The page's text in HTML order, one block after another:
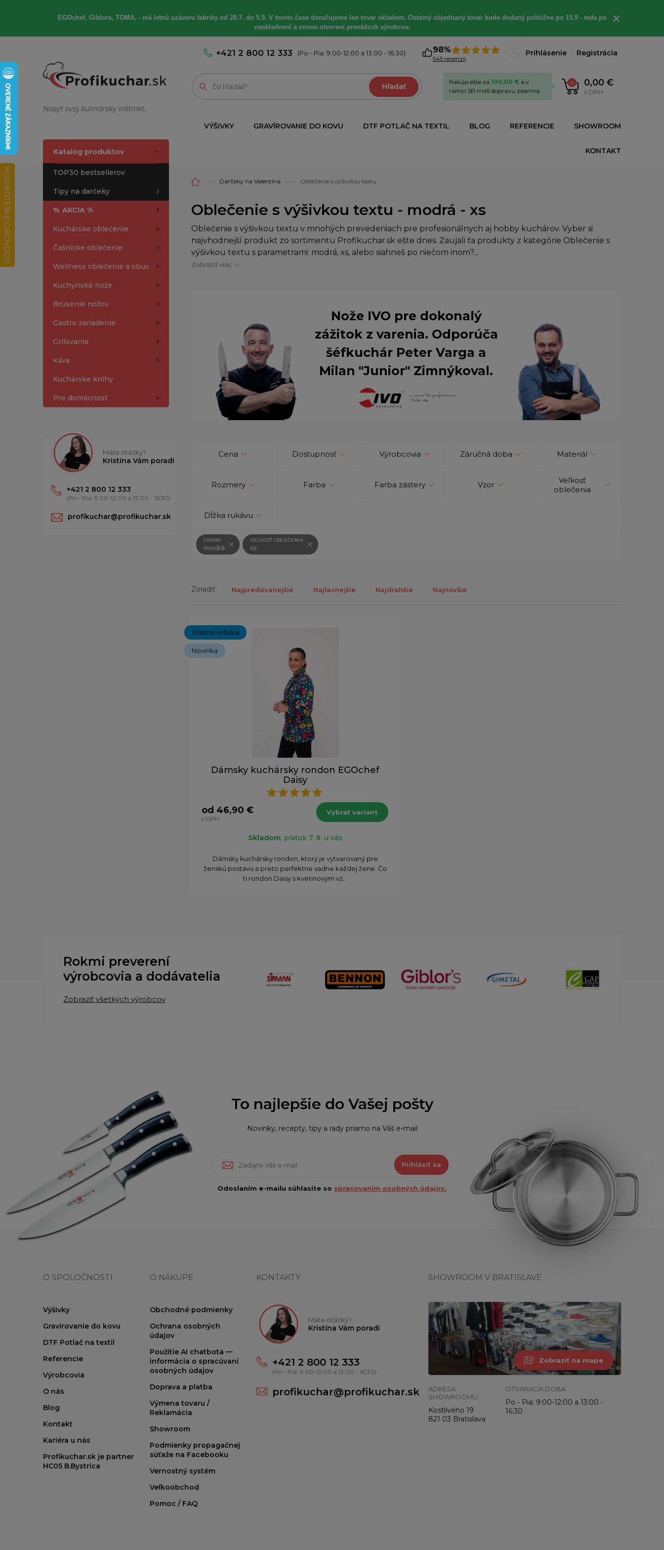
EGOchef, Giblors, TOMA, - má letnú uzáveru fabriky od 28.7. do 5.9. V tomto čase doručujeme len tovar skladom. Ostatný objednaný tovar bude dodaný približne po 15.9 - teda po
naskladnení a znovu otvorení prevádzok výrobcov.
×
Nasýť svoj kulinársky inštinkt.
+421 2 800 12 333 (Po - Pia: 9:00-12:00 a 13:00 - 16:30) 98%
545 recenzií
Prihlásenie Registrácia
Hľadať 0 0,00 €
s DPH
Nakúp ešte za 100,00 € a v
rámci SR máš dopravu zdarma.
VÝŠIVKY GRAVÍROVANIE DO KOVU DTF POTLAČ NA TEXTIL BLOG REFERENCIE SHOWROOM
KONTAKT
Katalóg produktov
TOP30 bestsellerov
Tipy na darčeky
% AKCIA %
Kuchárske oblečenie
Čašnícke oblečenie
Wellness oblečenie a obuv
Kuchynské nože
Brúsenie nožov
Gastro zariadenie
Grilovanie
Káva
Kuchárske knihy
Pre domácnosť
Máte otázky?
Kristína Vám poradí
+421 2 800 12 333
(Po - Pia: 9:00-12:00 a 13:00 - 16:30)
profikuchar@profikuchar.sk
Darčeky na Valentína Oblečenie s výšivkou textu
Oblečenie s výšivkou textu - modrá - xs
Oblečenie s výšivkou textu v mnohých prevedeniach pre profesionálnych aj hobby kuchárov. Vyber si
najvhodnejší produkt zo sortimentu Profikuchar.sk ešte dnes. Zaujali ťa produkty z kategórie Oblečenie s
výšivkou textu s parametrami: modrá, xs, alebo siahneš po niečom inom?...
Zobraziť viac
Nože IVO pre dokonalý
zážitok z varenia. Odporúča
šéfkuchár Peter Varga a
Milan "Junior" Zimnýkoval.
Cena Dostupnosť Výrobcovia Záručná doba Materiál
Rozmery Farba Farba zástery Vzor
Veľkosť
oblečenia
Dĺžka rukávu
FARBA
modrá
VEĽKOSŤ OBLEČENIA
xs
Zoradiť: Najpredávanejšie Najlacnejšie Najdrahšie Najnovšie
Vlastná výšivka
Novinka
Dámsky kuchársky rondon EGOchef
Daisy
od 46,90 €
s DPH
Vybrať variant
Skladom, piatok 7. 8. u vás
Dámsky kuchársky rondon, ktorý je vytvarovaný pre
ženskú postavu a preto perfektne sadne každej žene. Čo
ti rondon Daisy s kvetinovým vz...
Rokmi preverení
výrobcovia a dodávatelia
Zobraziť všetkých výrobcov
To najlepšie do Vašej pošty
Novinky, recepty, tipy a rady priamo na Váš e-mail
Prihlásiť sa
Odoslaním e-mailu súhlasíte so spracovaním osobných údajov.
O SPOLOČNOSTI
Výšivky
Gravírovanie do kovu
DTF Potlač na textil
Referencie
Výrobcovia
O nás
Blog
Kontakt
Kariéra u nás
Profikuchar.sk je partner
HC05 B.Bystrica
O NÁKUPE
Obchodné podmienky
Ochrana osobných
údajov
Použitie AI chatbota —
informácia o spracúvaní
osobných údajov
Doprava a platba
Výmena tovaru /
Reklamácia
Showroom
Podmienky propagačnej
súťaže na Facebooku
Vernostný systém
Veľkoobchod
Pomoc / FAQ
KONTAKTY
Máte otázky?
Kristína Vám poradí
+421 2 800 12 333
(Po - Pia: 9:00-12:00 a 13:00 - 16:30)
profikuchar@profikuchar.sk
SHOWROOM V BRATISLAVE
Zobraziť na mape
ADRESA
SHOWROOMU
Kostlivého 19
821 03 Bratislava
OTVÁRACIA DOBA
Po - Pia: 9:00-12:00 a 13:00 -
16:30
HODNOTENIE OBCHODU